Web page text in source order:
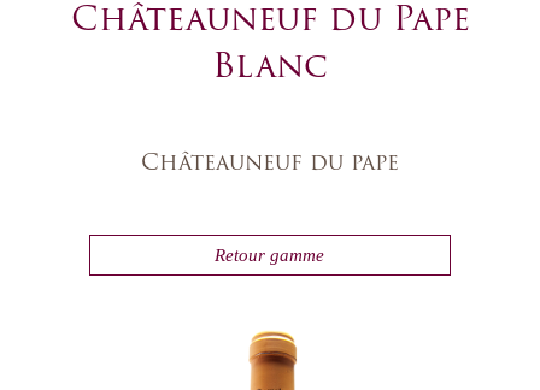
Châteauneuf du Pape
Blanc
Châteauneuf du pape
Retour gamme